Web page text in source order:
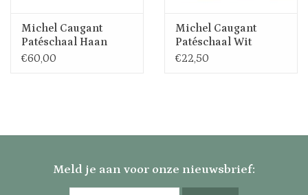
Michel Caugant
Patéschaal Haan
€60,00
Michel Caugant
Patéschaal Wit
Gansje
€22,50
Meld je aan voor onze nieuwsbrief: